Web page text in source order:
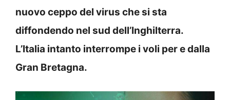
nuovo ceppo del virus che si sta
diffondendo nel sud dell’Inghilterra.
L’Italia intanto interrompe i voli per e dalla
Gran Bretagna.